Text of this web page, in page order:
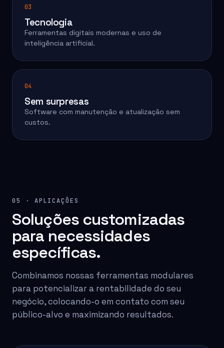
03
Tecnologia
Ferramentas digitais modernas e uso de
inteligência artificial.
04
Sem surpresas
Software com manutenção e atualização sem
custos.
05 · APLICAÇÕES
Soluções customizadas
para necessidades
específicas.
Combinamos nossas ferramentas modulares
para potencializar a rentabilidade do seu
negócio, colocando-o em contato com seu
público-alvo e maximizando resultados.